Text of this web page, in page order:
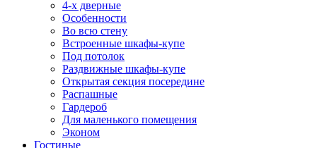
4-х дверные
Особенности
Во всю стену
Встроенные шкафы-купе
Под потолок
Раздвижные шкафы-купе
Открытая секция посередине
Распашные
Гардероб
Для маленького помещения
Эконом
Гостиные